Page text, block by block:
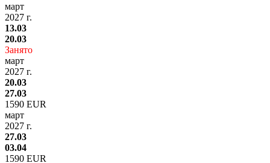
март
2027 г.
13.03
20.03
Занято
март
2027 г.
20.03
27.03
1590 EUR
март
2027 г.
27.03
03.04
1590 EUR